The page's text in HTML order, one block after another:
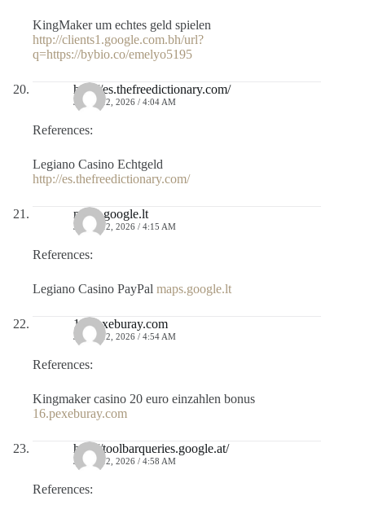
KingMaker um echtes geld spielen
http://clients1.google.com.bh/url?
q=https://bybio.co/emelyo5195
http://es.thefreedictionary.com/
JULIO 12, 2026 / 4:04 AM
References:
Legiano Casino Echtgeld
http://es.thefreedictionary.com/
maps.google.lt
JULIO 12, 2026 / 4:15 AM
References:
Legiano Casino PayPal maps.google.lt
16.pexeburay.com
JULIO 12, 2026 / 4:54 AM
References:
Kingmaker casino 20 euro einzahlen bonus
16.pexeburay.com
http://toolbarqueries.google.at/
JULIO 12, 2026 / 4:58 AM
References: